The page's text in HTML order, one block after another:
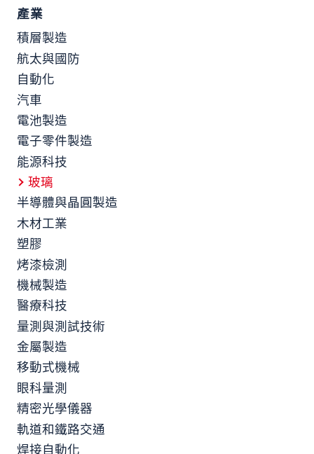
產業
積層製造
航太與國防
自動化
汽車
電池製造
電子零件製造
能源科技
玻璃
半導體與晶圓製造
木材工業
塑膠
烤漆檢測
機械製造
醫療科技
量測與測試技術
金屬製造
移動式機械
眼科量測
精密光學儀器
軌道和鐵路交通
焊接自動化